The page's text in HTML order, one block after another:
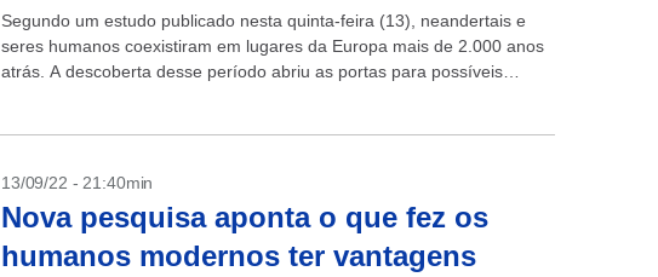
Segundo um estudo publicado nesta quinta-feira (13), neandertais e
seres humanos coexistiram em lugares da Europa mais de 2.000 anos
atrás. A descoberta desse período abriu as portas para possíveis
13/09/22 - 21:40min
Nova pesquisa aponta o que fez os
humanos modernos ter vantagens